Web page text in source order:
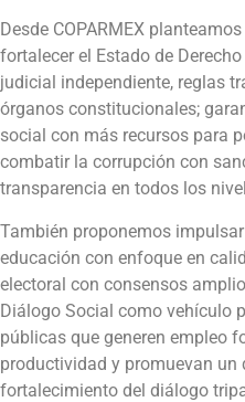
Desde COPARMEX
fortalecer el Estado de
judicial independiente, reglas
órganos constitucionales;
social con más recursos para
combatir la corrupción con
transparencia en todos los
También proponemos
educación con enfoque en
electoral con consensos
Diálogo Social como vehículo
públicas que generen empleo
productividad y promuevan un
fortalecimiento del diálogo